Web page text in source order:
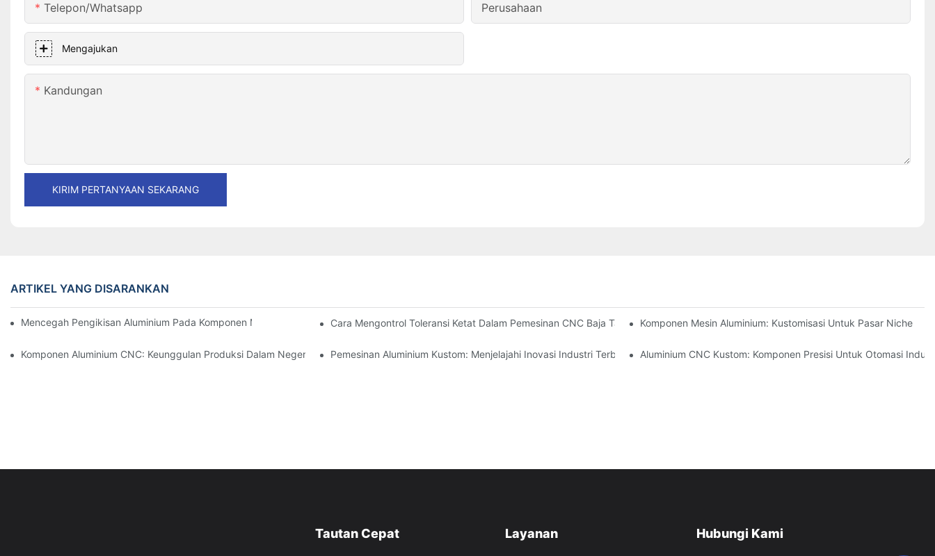
Telepon/whatsapp Perusahaan
Mengajukan
Kandungan
KIRIM PERTANYAAN SEKARANG
ARTIKEL YANG DISARANKAN
Mencegah Pengikisan Aluminium Pada Komponen Mesin Presisi: Solusi Desain, Peralatan, Dan PelapisanCara Mengontrol Toleransi Ketat Dalam Pemesinan CNC Baja Tahan Karat (304 Vs 316)Komponen Mesin Aluminium: Kustomisasi Untuk Pasar Niche
Komponen Aluminium CNC: Keunggulan Produksi Dalam Negeri Pemesinan Aluminium Kustom: Menjelajahi Inovasi Industri Terbaru Aluminium CNC Kustom: Komponen Presisi Untuk Otomasi
Tautan Cepat Layanan Hubungi Kami